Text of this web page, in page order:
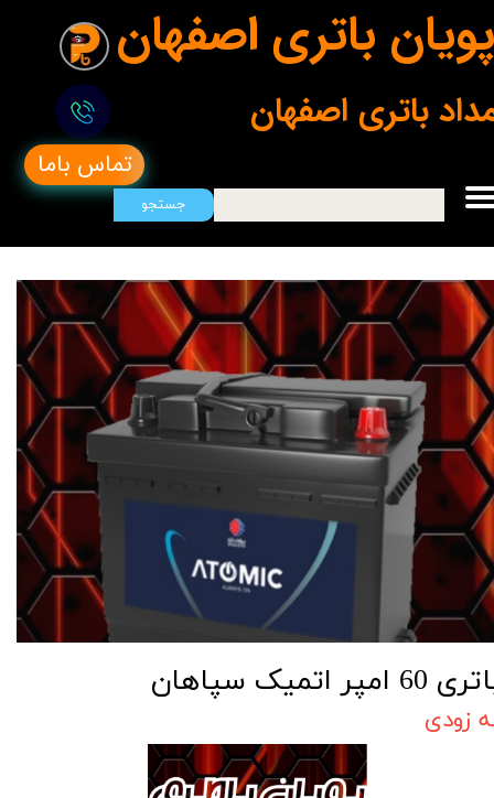
پویان باتری اصفهان
تماس باما
جستجو
باتری اصفهان
60 امپر اتمیک سپاهان
زودی